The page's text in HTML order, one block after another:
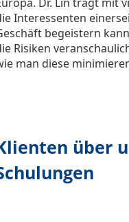
Interessenten
begeistern
Risiken
man diese
über